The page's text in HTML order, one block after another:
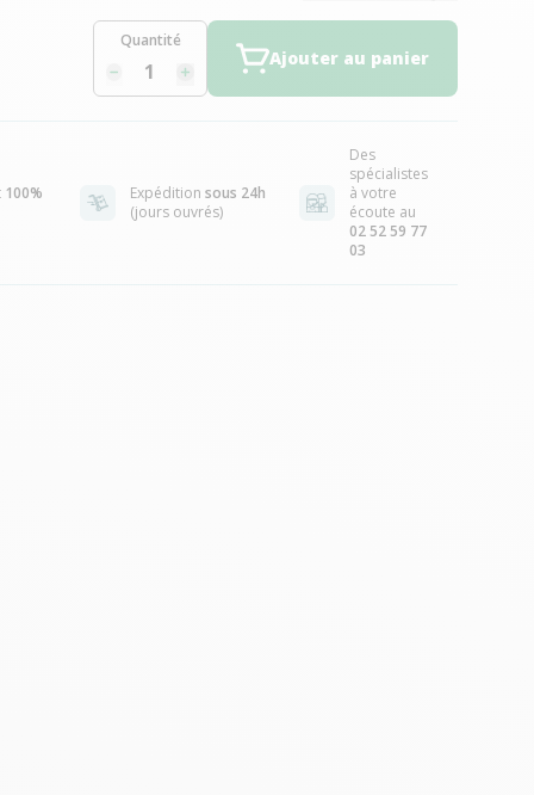
Quantité
Ajouter au panier
100%
Expédition sous 24h
(jours ouvrés)
Des
spécialistes
à votre
écoute au
02 52 59 77
03